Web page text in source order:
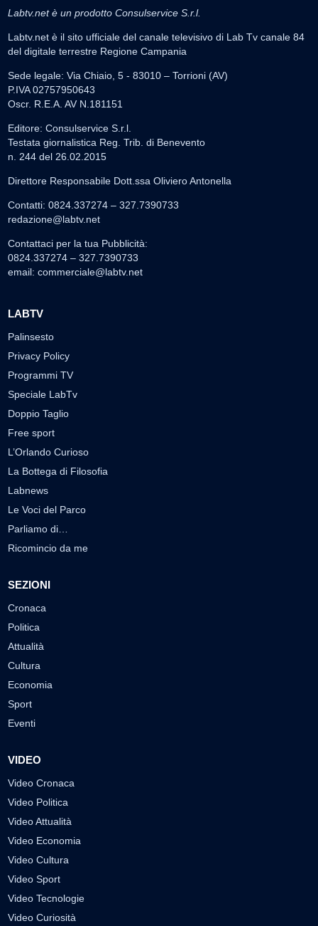
Labtv.net è un prodotto Consulservice S.r.l.
Labtv.net è il sito ufficiale del canale televisivo di Lab Tv canale 84
del digitale terrestre Regione Campania
Sede legale: Via Chiaio, 5 - 83010 – Torrioni (AV)
P.IVA 02757950643
Oscr. R.E.A. AV N.181151
Editore: Consulservice S.r.l.
Testata giornalistica Reg. Trib. di Benevento
n. 244 del 26.02.2015
Direttore Responsabile Dott.ssa Oliviero Antonella
Contatti: 0824.337274 – 327.7390733
redazione@labtv.net
Contattaci per la tua Pubblicità:
0824.337274 – 327.7390733
email: commerciale@labtv.net
LABTV
Palinsesto
Privacy Policy
Programmi TV
Speciale LabTv
Doppio Taglio
Free sport
L’Orlando Curioso
La Bottega di Filosofia
Labnews
Le Voci del Parco
Parliamo di…
Ricomincio da me
SEZIONI
Cronaca
Politica
Attualità
Cultura
Economia
Sport
Eventi
VIDEO
Video Cronaca
Video Politica
Video Attualità
Video Economia
Video Cultura
Video Sport
Video Tecnologie
Video Curiosità